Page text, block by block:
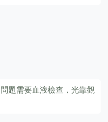
題需要血液檢查，光靠觀